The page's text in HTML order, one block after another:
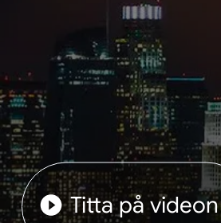
Titta på videon